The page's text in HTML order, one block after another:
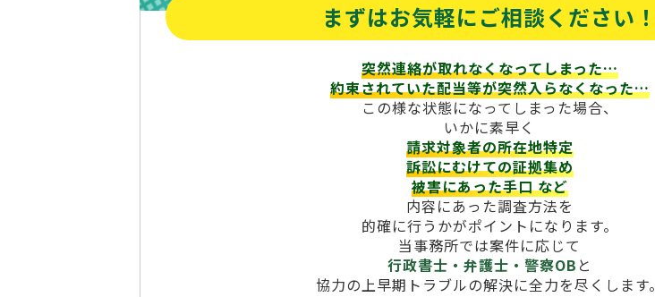
まずはお気軽にご相談ください！
突然連絡が取れなくなってしまった…
約束されていた配当等が突然入らなくなった…
この様な状態になってしまった場合、
いかに素早く
請求対象者の所在地特定
訴訟にむけての証拠集め
被害にあった手口など
内容にあった調査方法を
的確に行うかがポイントになります。
当事務所では案件に応じて
行政書士・弁護士・警察OB と
協力の上早期トラブルの解決に全力を尽くします。